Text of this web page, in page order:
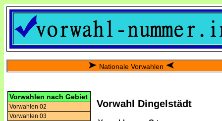
Nationale Vorwahlen
Vorwahlen nach Gebiet
Vorwahlen 02
Vorwahlen 03
Vorwahl Dingelstädt